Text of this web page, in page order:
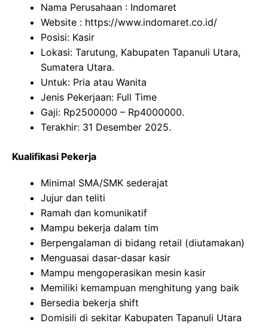
Nama Perusahaan : Indomaret
Website : https://www.indomaret.co.id/
Posisi: Kasir
Lokasi: Tarutung, Kabupaten Tapanuli Utara,
Sumatera Utara.
Untuk: Pria atau Wanita
Jenis Pekerjaan: Full Time
Gaji: Rp2500000 – Rp4000000.
Terakhir: 31 Desember 2025.
Kualifikasi Pekerja
Minimal SMA/SMK sederajat
Jujur dan teliti
Ramah dan komunikatif
Mampu bekerja dalam tim
Berpengalaman di bidang retail (diutamakan)
Menguasai dasar-dasar kasir
Mampu mengoperasikan mesin kasir
Memiliki kemampuan menghitung yang baik
Bersedia bekerja shift
Domisili di sekitar Kabupaten Tapanuli Utara